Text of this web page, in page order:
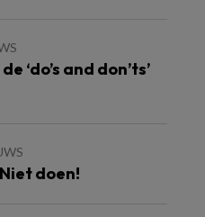
‘do’s and don’ts’
doen!